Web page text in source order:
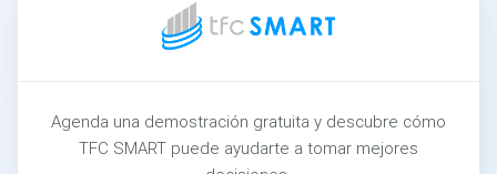
Agenda una demostración gratuita y descubre cómo
TFC SMART puede ayudarte a tomar mejores